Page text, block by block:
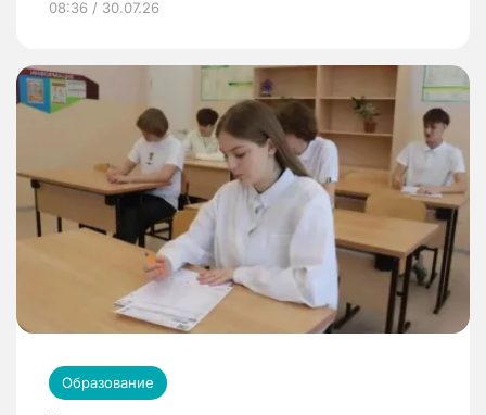
08:36 / 30.07.26
Образование